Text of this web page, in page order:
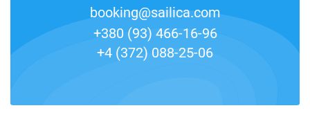
booking@sailica.com
+380 (93) 466-16-96
+4 (372) 088-25-06